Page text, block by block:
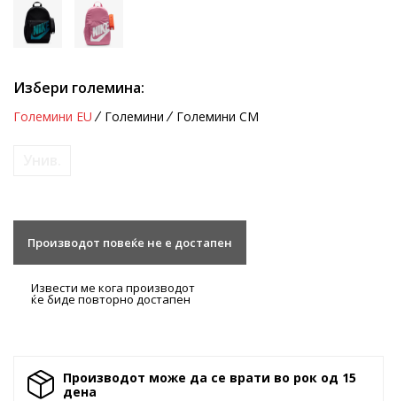
Избери големина:
Големини EU Големини Големини CM
Производот повеќе не е достапен
Извести ме кога производот
ќе биде повторно достапен
Производот може да се врати во рок од 15
денa